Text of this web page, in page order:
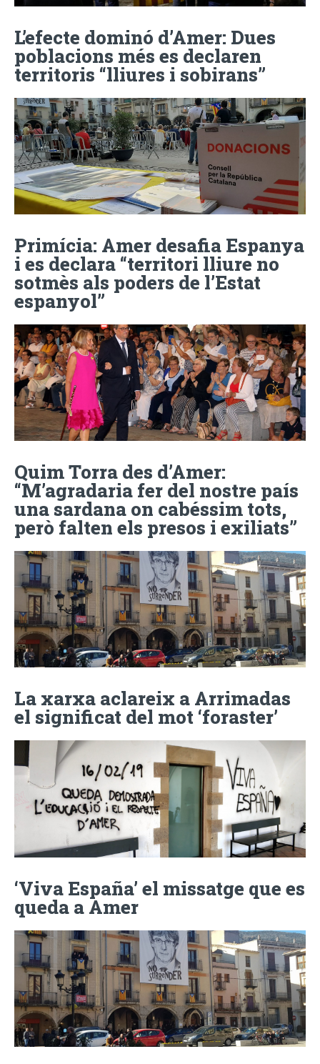
L’efecte dominó d’Amer: Dues
poblacions més es declaren
territoris “lliures i sobirans”
Primícia: Amer desafia Espanya
i es declara “territori lliure no
sotmès als poders de l’Estat
espanyol”
Quim Torra des d’Amer:
“M’agradaria fer del nostre país
una sardana on cabéssim tots,
però falten els presos i exiliats”
La xarxa aclareix a Arrimadas
el significat del mot ‘foraster’
‘Viva España’ el missatge que es
queda a Amer